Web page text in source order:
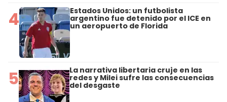
4 Estados Unidos: un futbolista
argentino fue detenido por el ICE en
un aeropuerto de Florida
5 La narrativa libertaria cruje en las
redes y Milei sufre las consecuencias
del desgaste